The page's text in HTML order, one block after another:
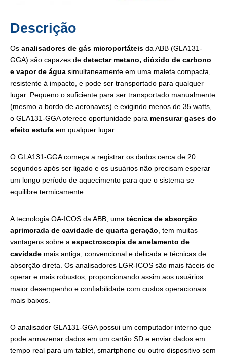
Descrição
Os analisadores de gás microportáteis ​​da ABB (GLA131-
GGA) são capazes de detectar metano, dióxido de carbono
e vapor de água simultaneamente em uma maleta compacta,
resistente à impacto, e pode ser transportado para qualquer
lugar. Pequeno o suficiente para ser transportado manualmente
(mesmo a bordo de aeronaves) e exigindo menos de 35 watts,
o GLA131-GGA oferece oportunidade para mensurar gases do
efeito estufa em qualquer lugar.
O GLA131-GGA começa a registrar os dados cerca de 20
segundos após ser ligado e os usuários não precisam esperar
um longo período de aquecimento para que o sistema se
equilibre termicamente.
A tecnologia OA-ICOS da ABB, uma técnica de absorção
aprimorada de cavidade de quarta geração, tem muitas
vantagens sobre a espectroscopia de anelamento de
cavidade mais antiga, convencional e delicada e técnicas de
absorção direta. Os analisadores LGR-ICOS são mais fáceis de
operar e mais robustos, proporcionando assim aos usuários
maior desempenho e confiabilidade com custos operacionais
mais baixos.
O analisador GLA131-GGA possui um computador interno que
pode armazenar dados em um cartão SD e enviar dados em
tempo real para um tablet, smartphone ou outro dispositivo sem